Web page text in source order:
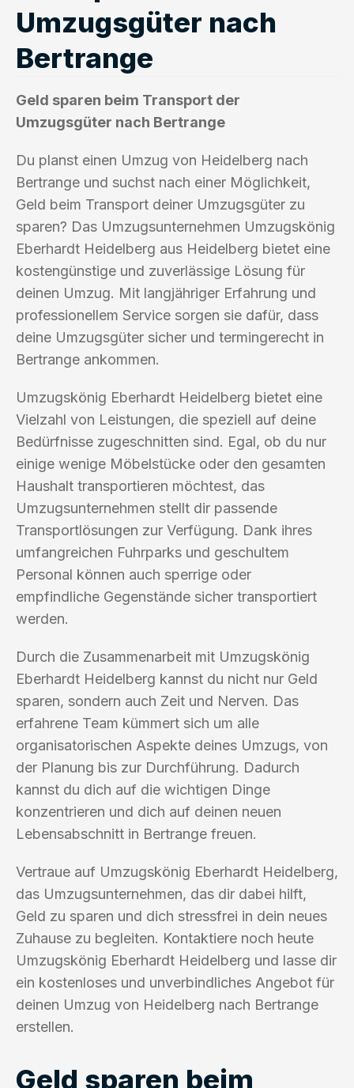
Umzugsgüter nach
Bertrange
Geld sparen beim Transport der
Umzugsgüter nach Bertrange
Du planst einen Umzug von Heidelberg nach
Bertrange und suchst nach einer Möglichkeit,
Geld beim Transport deiner Umzugsgüter zu
sparen? Das Umzugsunternehmen Umzugskönig
Eberhardt Heidelberg aus Heidelberg bietet eine
kostengünstige und zuverlässige Lösung für
deinen Umzug. Mit langjähriger Erfahrung und
professionellem Service sorgen sie dafür, dass
deine Umzugsgüter sicher und termingerecht in
Bertrange ankommen.
Umzugskönig Eberhardt Heidelberg bietet eine
Vielzahl von Leistungen, die speziell auf deine
Bedürfnisse zugeschnitten sind. Egal, ob du nur
einige wenige Möbelstücke oder den gesamten
Haushalt transportieren möchtest, das
Umzugsunternehmen stellt dir passende
Transportlösungen zur Verfügung. Dank ihres
umfangreichen Fuhrparks und geschultem
Personal können auch sperrige oder
empfindliche Gegenstände sicher transportiert
werden.
Durch die Zusammenarbeit mit Umzugskönig
Eberhardt Heidelberg kannst du nicht nur Geld
sparen, sondern auch Zeit und Nerven. Das
erfahrene Team kümmert sich um alle
organisatorischen Aspekte deines Umzugs, von
der Planung bis zur Durchführung. Dadurch
kannst du dich auf die wichtigen Dinge
konzentrieren und dich auf deinen neuen
Lebensabschnitt in Bertrange freuen.
Vertraue auf Umzugskönig Eberhardt Heidelberg,
das Umzugsunternehmen, das dir dabei hilft,
Geld zu sparen und dich stressfrei in dein neues
Zuhause zu begleiten. Kontaktiere noch heute
Umzugskönig Eberhardt Heidelberg und lasse dir
ein kostenloses und unverbindliches Angebot für
deinen Umzug von Heidelberg nach Bertrange
erstellen.
Geld sparen beim